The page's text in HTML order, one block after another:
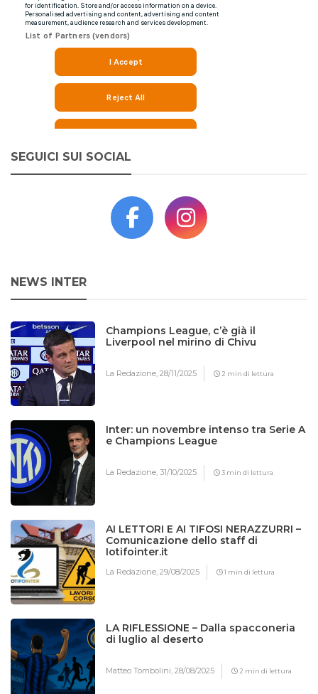
SEGUICI SUI SOCIAL
NEWS INTER
Champions League, c’è già il
Liverpool nel mirino di Chivu
La Redazione,28/11/2025 2 min di lettura
Inter: un novembre intenso tra Serie A
e Champions League
La Redazione,31/10/2025 3 min di lettura
AI LETTORI E AI TIFOSI NERAZZURRI –
Comunicazione dello staff di
Iotifointer.it
La Redazione,29/08/2025 1 min di lettura
LA RIFLESSIONE – Dalla spacconeria
di luglio al deserto
Matteo Tombolini,28/08/2025 2 min di lettura